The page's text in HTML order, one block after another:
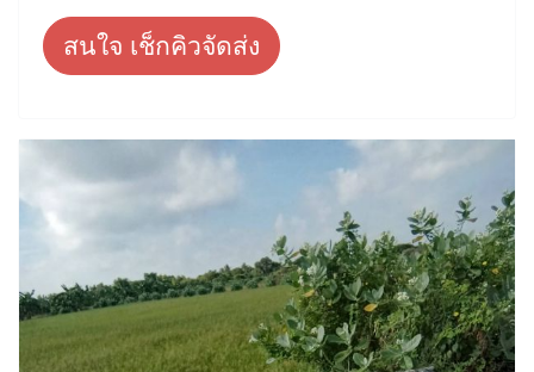
สนใจ เช็กคิวจัดส่ง